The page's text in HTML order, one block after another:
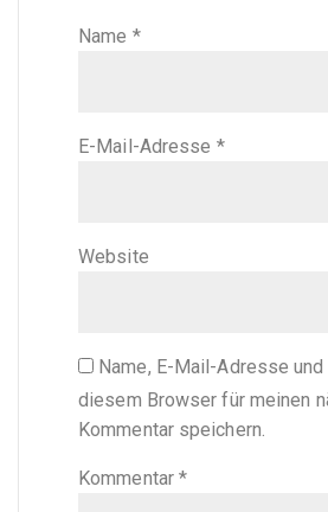
Name *
E-Mail-Adresse *
Website
Name, E-Mail-Adresse
diesem Browser für meinen
Kommentar speichern.
Kommentar *